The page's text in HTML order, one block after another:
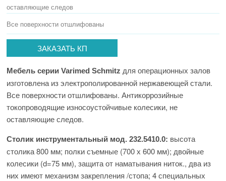
оставляющие следов
Все поверхности отшлифованы
ЗАКАЗАТЬ КП
Мебель серии Varimed Schmitz для операционных залов
изготовлена из электрополированной нержавеющей стали.
Все поверхности отшлифованы. Антикоррозийные
токопроводящие износоустойчивые колесики, не
оставляющие следов.
Столик инструментальный мод. 232.5410.0: высота
столика 800 мм; полки съемные (700 х 600 мм); двойные
колесики (d=75 мм), защита от наматывания ниток., два из
них имеют механизм закрепления /стопа; 4 специальных